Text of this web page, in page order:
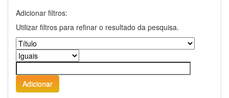
Adicionar filtros:
Utilizar filtros para refinar o resultado da pesquisa.